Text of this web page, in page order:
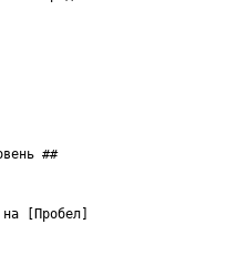
##
[Пробел]